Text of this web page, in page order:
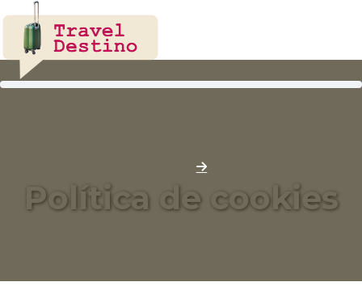
Política de cookies